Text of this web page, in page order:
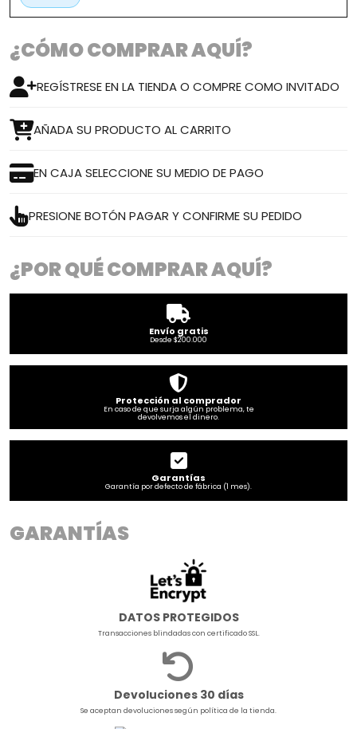
¿CÓMO COMPRAR AQUÍ?
REGÍSTRESE EN LA TIENDA O COMPRE COMO INVITADO
AÑADA SU PRODUCTO AL CARRITO
EN CAJA SELECCIONE SU MEDIO DE PAGO
PRESIONE BOTÓN PAGAR Y CONFIRME SU PEDIDO
¿POR QUÉ COMPRAR AQUÍ?
Envío gratis
Desde $200.000
Protección al comprador
En caso de que surja algún problema, te
devolvemos el dinero.
Garantías
Garantía por defecto de fábrica (1 mes).
GARANTÍAS
DATOS PROTEGIDOS
Transacciones blindadas con certificado SSL.
Devoluciones 30 días
Se aceptan devoluciones según política de la tienda.